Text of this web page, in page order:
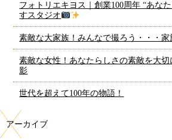
フォトリエキヨス｜創業100周年 “あな
すスタジオ
素敵な大家族！みんなで撮ろう・・・家
素敵な女性！あなたらしさの素敵を大
影
世代を超えて100年の物語！
アーカイブ